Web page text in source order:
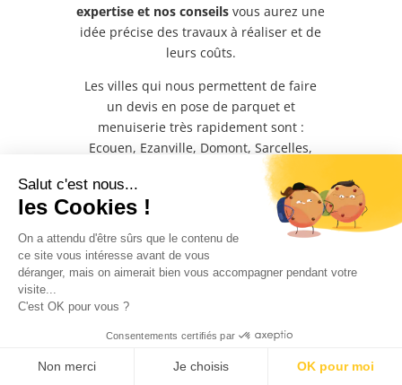
expertise et nos conseils vous aurez une
idée précise des travaux à réaliser et de
leurs coûts.
Les villes qui nous permettent de faire
un devis en pose de parquet et
menuiserie très rapidement sont :
Ecouen, Ezanville, Domont, Sarcelles,
Goussainville, Montmorency, Enghien-
les-bains, Soisy-sous-Montmorency,
Moisselles, Attainville, Gonnesse, Garges,
Cergy, Pontoise, Louvres, Chantilly,
Epinay, Saint Denis, aubervilliers,
Nanterre, Clichy, Roissy, Aulnay-sous-
moins de 24H. N’hésitez pas à nous
appeler ou à remplir notre
formulaire en
Salut c'est nous...
les Cookies !
On a attendu d'être sûrs que le contenu de
ce site vous intéresse avant de vous
déranger, mais on aimerait bien vous accompagner pendant votre
visite...
C'est OK pour vous ?
Consentements certifiés par
Non merci Je choisis OK pour moi